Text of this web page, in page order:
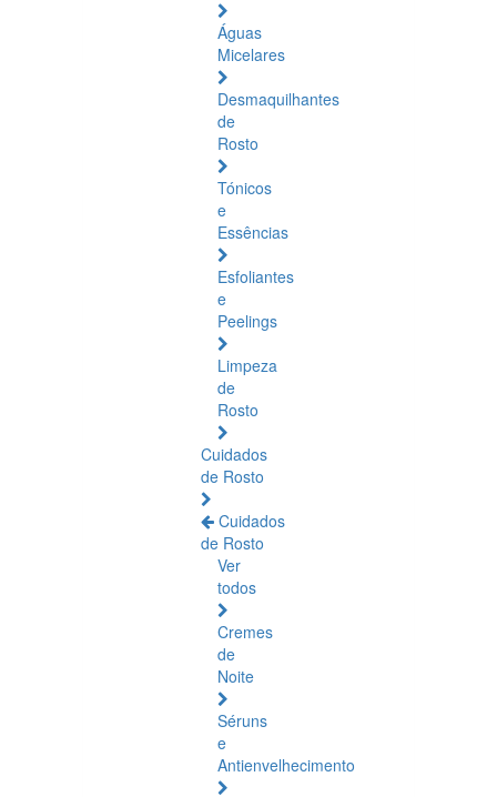
Águas
Micelares
Desmaquilhantes
de
Rosto
Tónicos
e
Essências
Esfoliantes
e
Peelings
Limpeza
de
Rosto
Cuidados
de Rosto
Cuidados
de Rosto
Ver
todos
Cremes
de
Noite
Séruns
e
Antienvelhecimento